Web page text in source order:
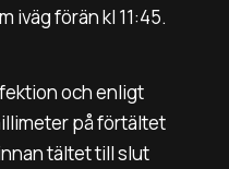
iväg förän kl 11:45.
och enligt
på förtältet
tältet till slut